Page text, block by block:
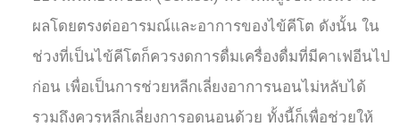
ผลโดยตรงต่ออารมณ์และอาการของไข้คีโต ดังนั้น ใน
ช่วงที่เป็นไข้คีโตก็ควรงดการดื่มเครื่องดื่มที่มีคาเฟอีนไป
ก่อน เพื่อเป็นการช่วยหลีกเลี่ยงอาการนอนไม่หลับได้
รวมถึงควรหลีกเลี่ยงการอดนอนด้วย ทั้งนี้ก็เพื่อช่วยให้